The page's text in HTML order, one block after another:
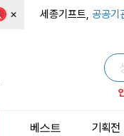
× 세종기프트, 공공기
베스트
기획전